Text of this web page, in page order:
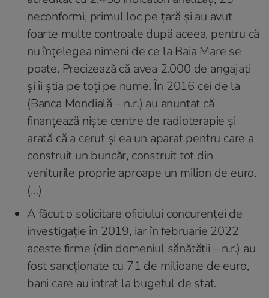
neconformi, primul loc pe țară şi au avut
foarte multe controale după aceea, pentru că
nu înțelegea nimeni de ce la Baia Mare se
poate. Precizează că avea 2.000 de angajaţi
şi îi ştia pe toţi pe nume. În 2016 cei de la
(Banca Mondială – n.r.) au anunţat că
finanțează niște centre de radioterapie şi
arată că a cerut și ea un aparat pentru care a
construit un buncăr, construit tot din
veniturile proprie aproape un milion de euro.
(…)
A făcut o solicitare oficiului concurenței de
investigație în 2019, iar în februarie 2022
aceste firme (din domeniul sănătății – n.r.) au
fost sancționate cu 71 de milioane de euro,
bani care au intrat la bugetul de stat.